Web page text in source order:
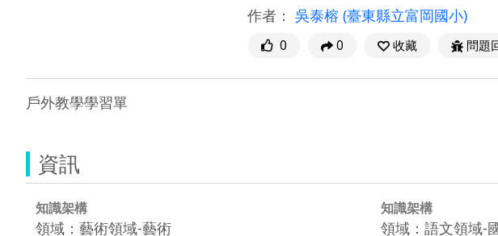
作者： 吳泰榕 (臺東縣立富岡國小)
0 0 收藏 問題
戶外教學學習單
資訊
知識架構
領域：藝術領域-藝術
知識架構
領域：語文領域-